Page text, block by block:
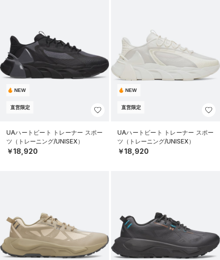
NEW
直営限定
UAハートビート トレーナー スポー
ツ（トレーニング/UNISEX）
￥18,920
NEW
直営限定
UAハートビート トレーナー スポー
ツ（トレーニング/UNISEX）
￥18,920